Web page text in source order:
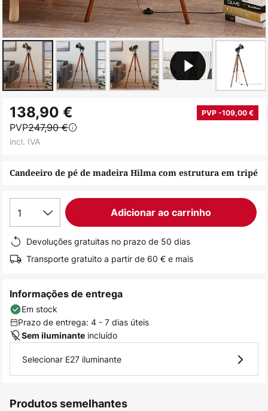
para
início
Galeria
Candeeiro de pé de madeira Hilma com estrutura em tripé
138,90 € PVP -109,00 €
PVP247,90 €
incl. IVA
1 Adicionar ao carrinho
Devoluções gratuitas no prazo de 50 dias
Transporte gratuito a partir de 60 € e mais
Informações de entrega
Em stock
Prazo de entrega: 4 - 7 dias úteis
Sem iluminante incluído
Selecionar E27 iluminante
Produtos semelhantes